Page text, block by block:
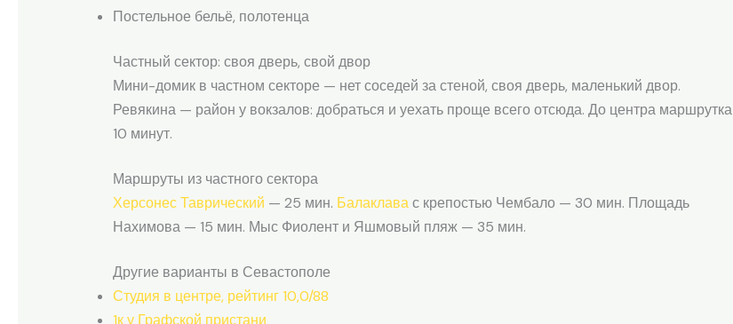
Постельное бельё, полотенца
Частный сектор: своя дверь, свой двор
Мини-домик в частном секторе — нет соседей за стеной, своя дверь, маленький двор.
Ревякина — район у вокзалов: добраться и уехать проще всего отсюда. До центра маршрутка
10 минут.
Маршруты из частного сектора
Херсонес Таврический — 25 мин. Балаклавас крепостью Чембало — 30 мин. Площадь
Нахимова — 15 мин. Мыс Фиолент и Яшмовый пляж — 35 мин.
Другие варианты в Севастополе
Студия в центре, рейтинг 10,0/88
1к у Графской пристани